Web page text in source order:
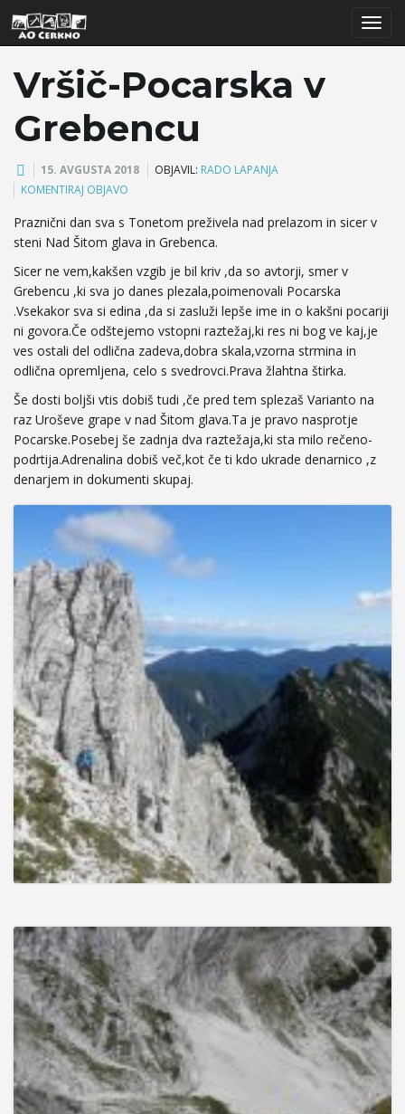
e
a
v
g
t
i
Vršič-Pocarska v
Grebencu
15. AVGUSTA 2018 OBJAVIL: RADO LAPANJA
KOMENTIRAJ OBJAVO
Praznični dan sva s Tonetom preživela nad prelazom in sicer v
steni Nad Šitom glava in Grebenca.
Sicer ne vem,kakšen vzgib je bil kriv ,da so avtorji, smer v
Grebencu ,ki sva jo danes plezala,poimenovali Pocarska
.Vsekakor sva si edina ,da si zasluži lepše ime in o kakšni pocariji
ni govora.Če odštejemo vstopni raztežaj,ki res ni bog ve kaj,je
ves ostali del odlična zadeva,dobra skala,vzorna strmina in
odlična opremljena, celo s svedrovci.Prava žlahtna štirka.
Še dosti boljši vtis dobiš tudi ,če pred tem splezaš Varianto na
raz Uroševe grape v nad Šitom glava.Ta je pravo nasprotje
Pocarske.Posebej še zadnja dva raztežaja,ki sta milo rečeno-
podrtija.Adrenalina dobiš več,kot če ti kdo ukrade denarnico ,z
denarjem in dokumenti skupaj.